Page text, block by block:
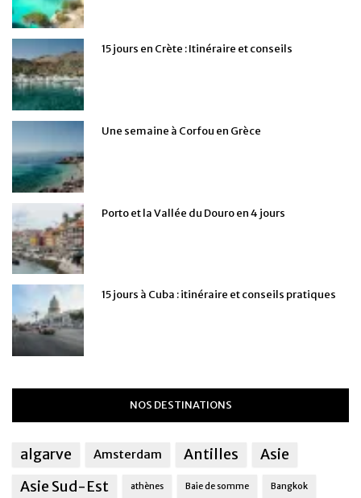
15 jours en Crète : Itinéraire et conseils
Une semaine à Corfou en Grèce
Porto et la Vallée du Douro en 4 jours
15 jours à Cuba : itinéraire et conseils pratiques
NOS DESTINATIONS
algarve Amsterdam Antilles
Asie
Asie Sud-Est
athènes Baie de somme Bangkok